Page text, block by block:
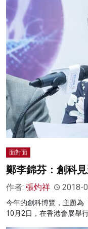
面對面
鄭李錦芬：創科
作者: 張灼祥 2018-
今年的創科博覽，主題為
10月2日，在香港會展舉行